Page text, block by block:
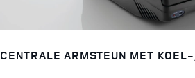
CENTRALE ARMSTEUN MET